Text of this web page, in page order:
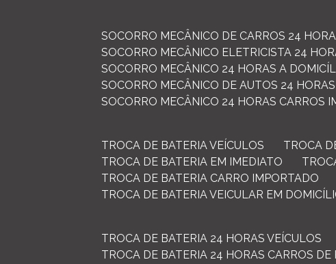
SOCORRO MECÂNICO DE CARROS 24
SOCORRO MECÂNICO ELETRICISTA 24
SOCORRO MECÂNICO 24 HORAS A
SOCORRO MECÂNICO DE AUTOS 24 HORAS
SOCORRO MECÂNICO 24 HORAS CARROS
TROCA DE BATERIA VEÍCULOS
TROCA
TROCA DE BATERIA EM IMEDIATO
TROCA DE BATERIA CARRO IMPORTADO
TROCA DE BATERIA VEICULAR EM
TROCA DE BATERIA 24 HORAS VEÍCULOS
TROCA DE BATERIA 24 HORAS CARROS DE